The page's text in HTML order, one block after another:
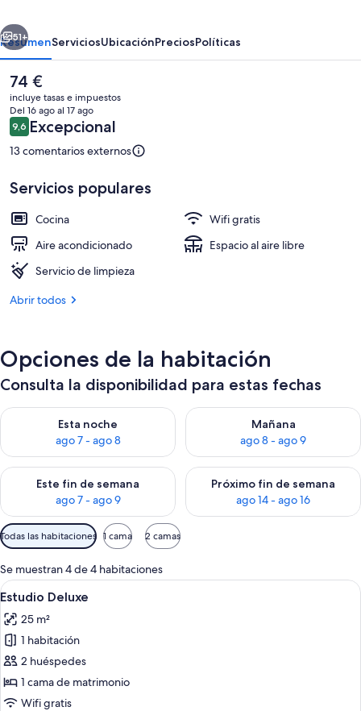
Exterior
Siguiente
51+
ResumenServiciosUbicaciónPreciosPolíticas
El
precio
actual
es
de
74 €
74 €
incluye tasas e impuestos
Del 16 ago al 17 ago
Comentarios
9,69,6 de 10
Excepcional
13 comentarios externos
Servicios populares
Cocina
Wifi gratis
Aire acondicionado
Espacio al aire libre
Servicio de limpieza
Abrir todos
Opciones de la habitación
Consulta la disponibilidad para estas fechas
Esta noche
ago 7 - ago 8
Consulta la disponibilidad para esta noche, ago 7 - ago 8
Mañana
ago 8 - ago 9
Consulta la disponibilidad
Este fin de semana
ago 7 - ago 9
Consulta la disponibilidad para este fin de semana, ago 7 -
Próximo fin de semana
ago 14 - ago 16
Consulta la disponibilidad
Filtros
disponibles
para
las
habitaciones
Todas las habitaciones 1 cama 2 camas
Se muestran 4 de 4 habitaciones
Abrir
todas
las
fotos
de
Estudio
Deluxe
Estudio Deluxe | Ropa de cama de
8
Estudio Deluxe
25 m²
1 habitación
2 huéspedes
1 cama de matrimonio
Wifi gratis